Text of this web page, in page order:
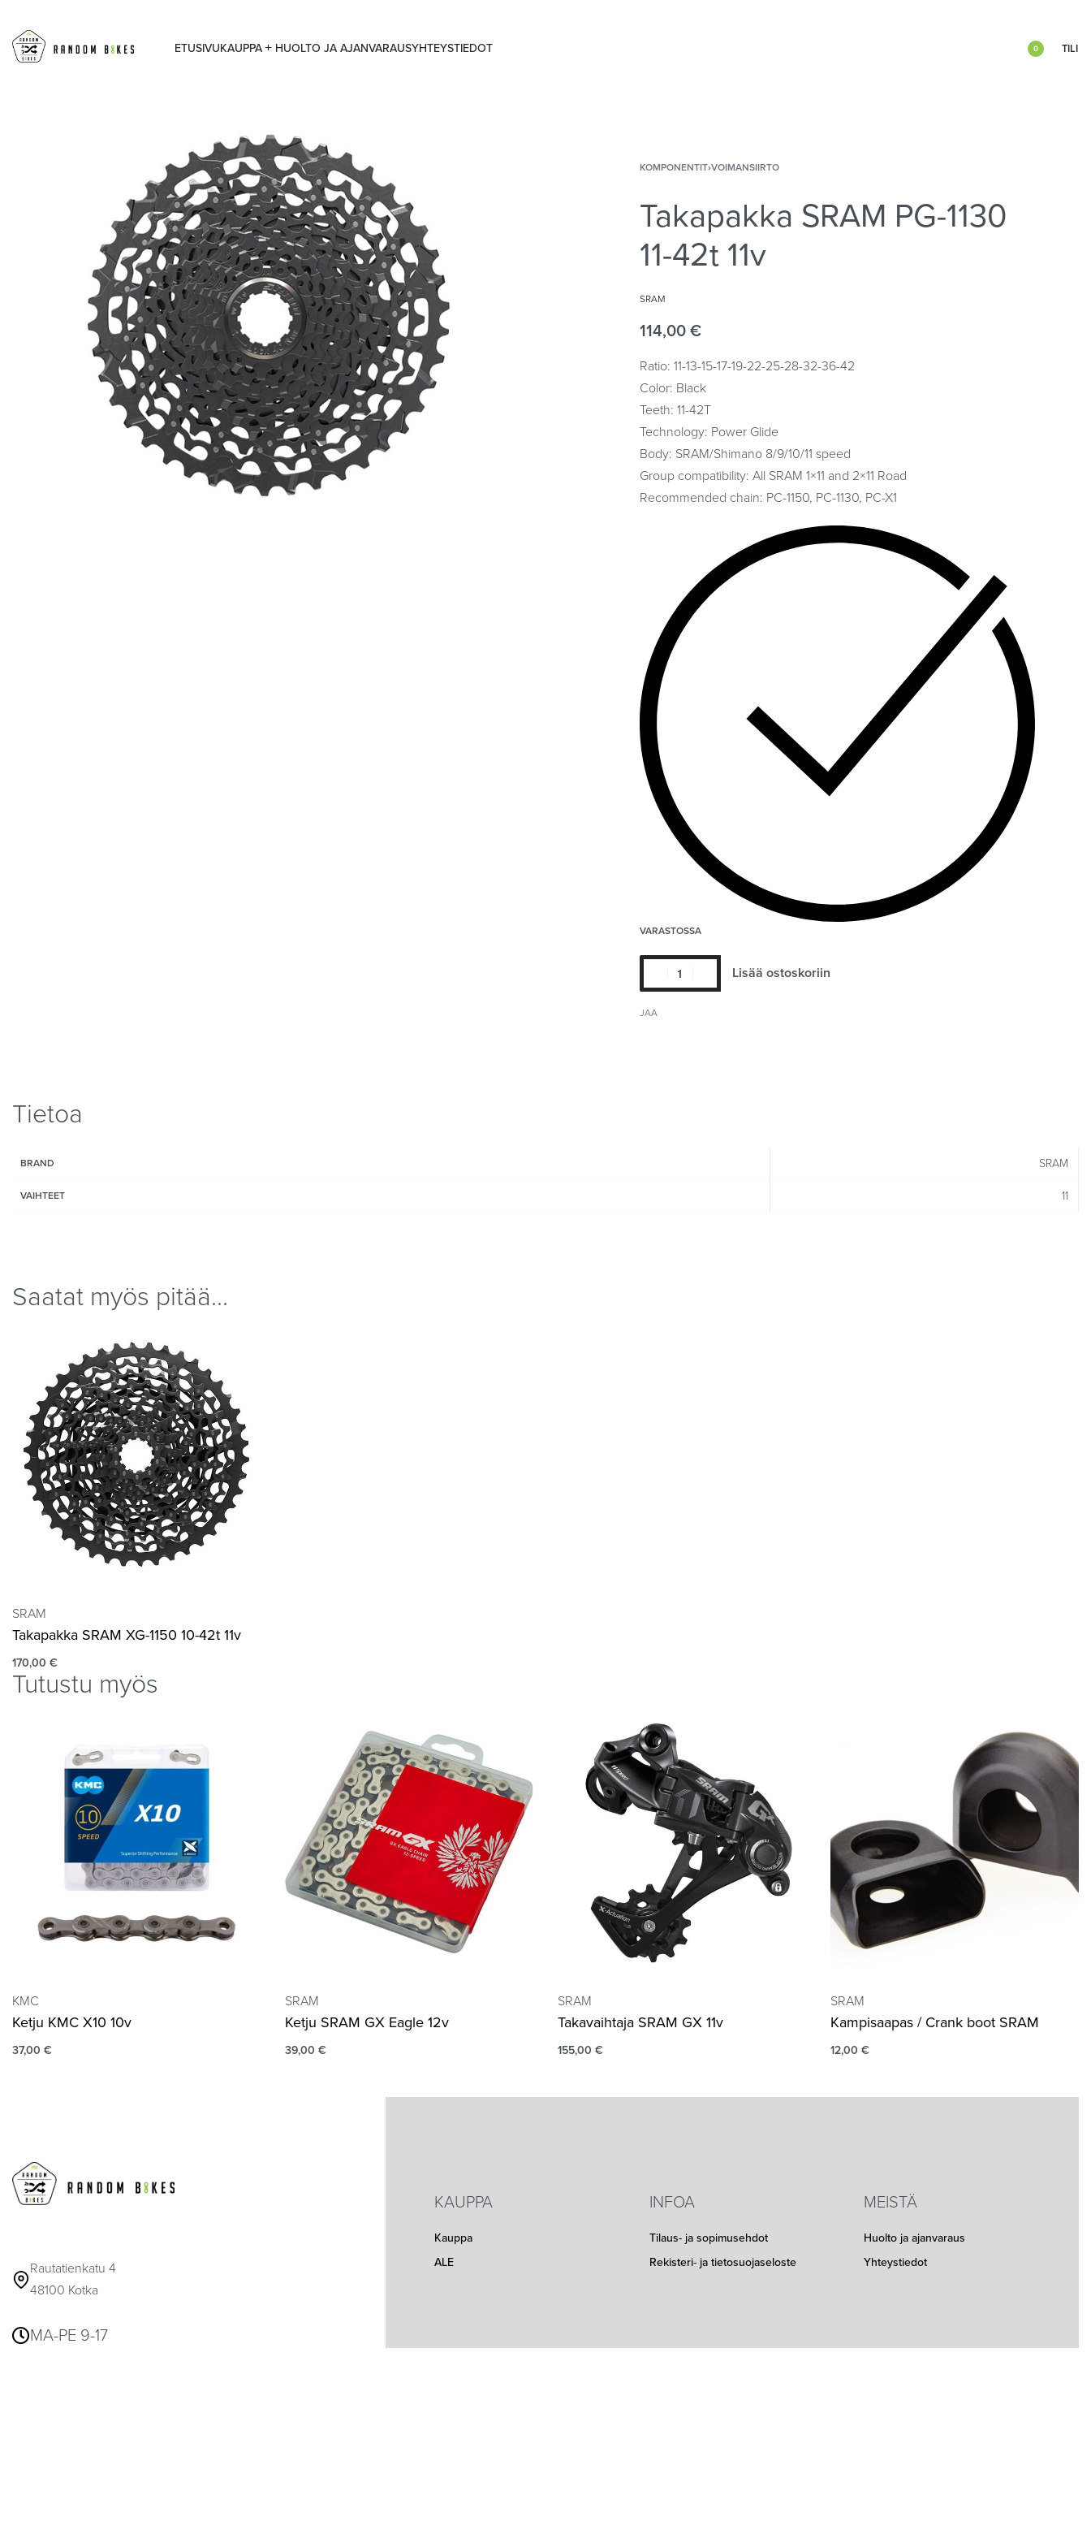
ETUSIVUKAUPPA HUOLTO JA AJANVARAUSYHTEYSTIEDOT 0 TILI
KOMPONENTIT›VOIMANSIIRTO
Takapakka SRAM PG-1130
11-42t 11v
SRAM
114,00 €
Ratio: 11-13-15-17-19-22-25-28-32-36-42
Color: Black
Teeth: 11-42T
Technology: Power Glide
Body: SRAM/Shimano 8/9/10/11 speed
Group compatibility: All SRAM 1×11 and 2×11 Road
Recommended chain: PC-1150, PC-1130, PC-X1
VARASTOSSA
Lisää ostoskoriin
JAA
Tietoa
BRAND SRAM
VAIHTEET 11
Saatat myös pitää...
SRAM
Takapakka SRAM XG-1150 10-42t 11v
170,00 €
Tutustu myös
KMC
Ketju KMC X10 10v
37,00 €
SRAM
Ketju SRAM GX Eagle 12v
39,00 €
SRAM
Takavaihtaja SRAM GX 11v
155,00 €
SRAM
Kampisaapas / Crank boot SRAM
12,00 €
Rautatienkatu 4
48100 Kotka
MA-PE 9-17
KAUPPA
Kauppa
ALE
INFOA
Tilaus- ja sopimusehdot
Rekisteri- ja tietosuojaseloste
MEISTÄ
Huolto ja ajanvaraus
Yhteystiedot